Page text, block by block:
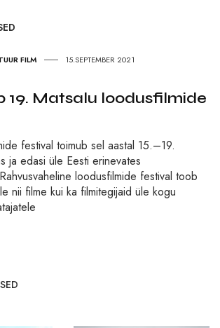
FILM 15.SEPTEMBER 2021
19. Matsalu loodusfilmide
festival toimub sel aastal 15.–19.
ja edasi üle Eesti erinevates
loodusfilmide festival toob
nii filme kui ka filmitegijaid üle kogu